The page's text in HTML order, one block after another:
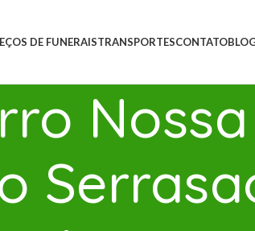
DE FUNERAISTRANSPORTESCONTATO